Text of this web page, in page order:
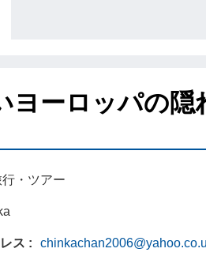
ヨーロッパの隠
行・ツアー
ス